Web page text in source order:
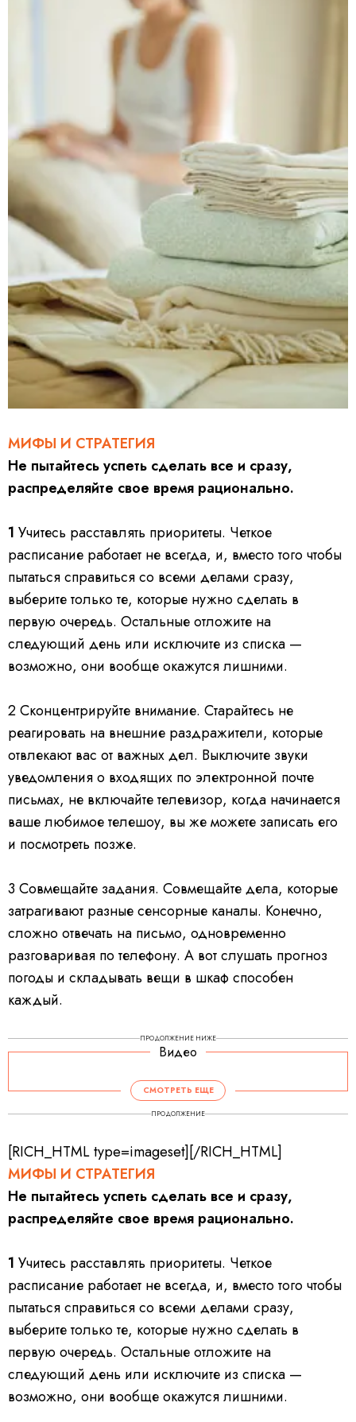
МИФЫ И СТРАТЕГИЯ
Не пытайтесь успеть сделать все и сразу,
распределяйте свое время рационально.
1 Учитесь расставлять приоритеты. Четкое
расписание работает не всегда, и, вместо того чтобы
пытаться справиться со всеми делами сразу,
выберите только те, которые нужно сделать в
первую очередь. Остальные отложите на
следующий день или исключите из списка —
возможно, они вообще окажутся лишними.
2Сконцентрируйте внимание. Старайтесь не
реагировать на внешние раздражители, которые
отвлекают вас от важных дел. Выключите звуки
уведомления о входящих по электронной почте
письмах, не включайте телевизор, когда начинается
ваше любимое телешоу, вы же можете записать его
и посмотреть позже.
3 Совмещайте задания. Совмещайте дела, которые
затрагивают разные сенсорные каналы. Конечно,
сложно отвечать на письмо, одновременно
разговаривая по телефону. А вот слушать прогноз
погоды и складывать вещи в шкаф способен
каждый.
ПРОДОЛЖЕНИЕ НИЖЕ
Видео
СМОТРЕТЬ ЕЩЕ
ПРОДОЛЖЕНИЕ
[RICH_HTML type=imageset][/RICH_HTML]
МИФЫ И СТРАТЕГИЯ
Не пытайтесь успеть сделать все и сразу,
распределяйте свое время рационально.
1 Учитесь расставлять приоритеты. Четкое
расписание работает не всегда, и, вместо того чтобы
пытаться справиться со всеми делами сразу,
выберите только те, которые нужно сделать в
первую очередь. Остальные отложите на
следующий день или исключите из списка —
возможно, они вообще окажутся лишними.